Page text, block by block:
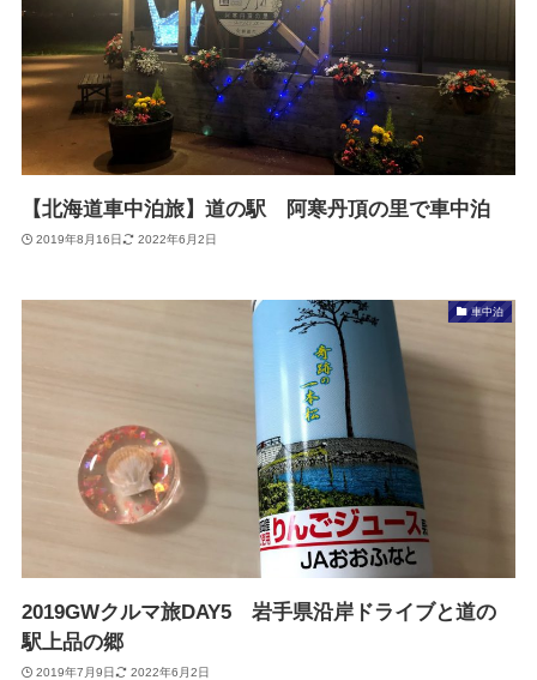
【北海道車中泊旅】道の駅 阿寒丹頂の里で車中泊
2019年8月16日 2022年6月2日
車中泊
2019GWクルマ旅DAY5 岩手県沿岸ドライブと道の
駅上品の郷
2019年7月9日 2022年6月2日